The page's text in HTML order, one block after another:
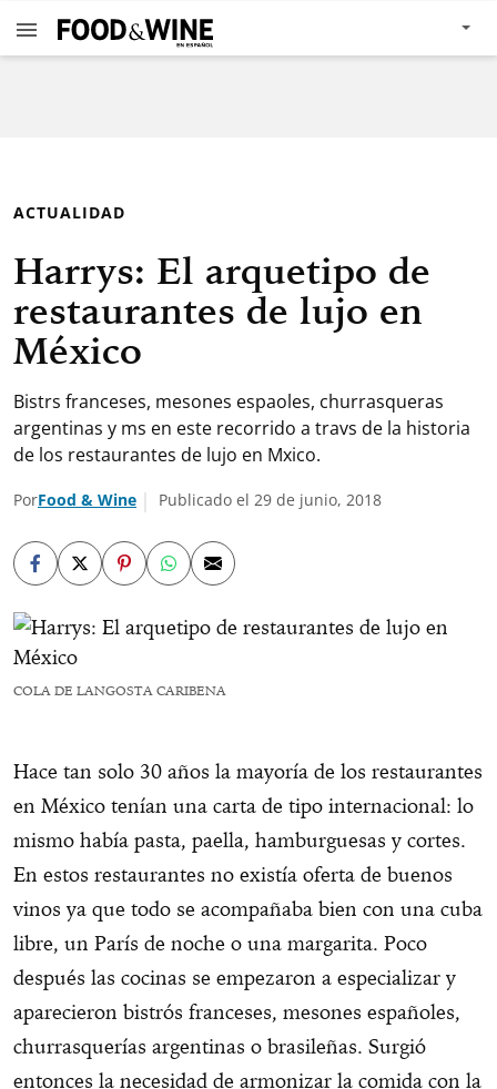
ACTUALIDAD
Harrys: El arquetipo de
restaurantes de lujo en
México
Bistrs franceses, mesones espaoles, churrasqueras
argentinas y ms en este recorrido a travs de la historia
de los restaurantes de lujo en Mxico.
PorFood & Wine Publicado el 29 de junio, 2018
COLA DE LANGOSTA CARIBENA
Hace tan solo 30 años la mayoría de los restaurantes
en México tenían una carta de tipo internacional: lo
mismo había pasta, paella, hamburguesas y cortes.
En estos restaurantes no existía oferta de buenos
vinos ya que todo se acompañaba bien con una cuba
libre, un París de noche o una margarita. Poco
después las cocinas se empezaron a especializar y
aparecieron bistrós franceses, mesones españoles,
churrasquerías argentinas o brasileñas. Surgió
entonces la necesidad de armonizar la comida con la